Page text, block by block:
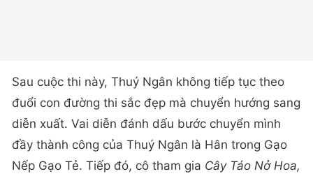
Sau cuộc thi này, Thuý Ngân không tiếp tục theo
đuổi con đường thi sắc đẹp mà chuyển hướng sang
diễn xuất. Vai diễn đánh dấu bước chuyển mình
đầy thành công của Thuý Ngân là Hân trong Gạo
Nếp Gạo Tẻ. Tiếp đó, cô tham gia Cây Táo Nở Hoa,